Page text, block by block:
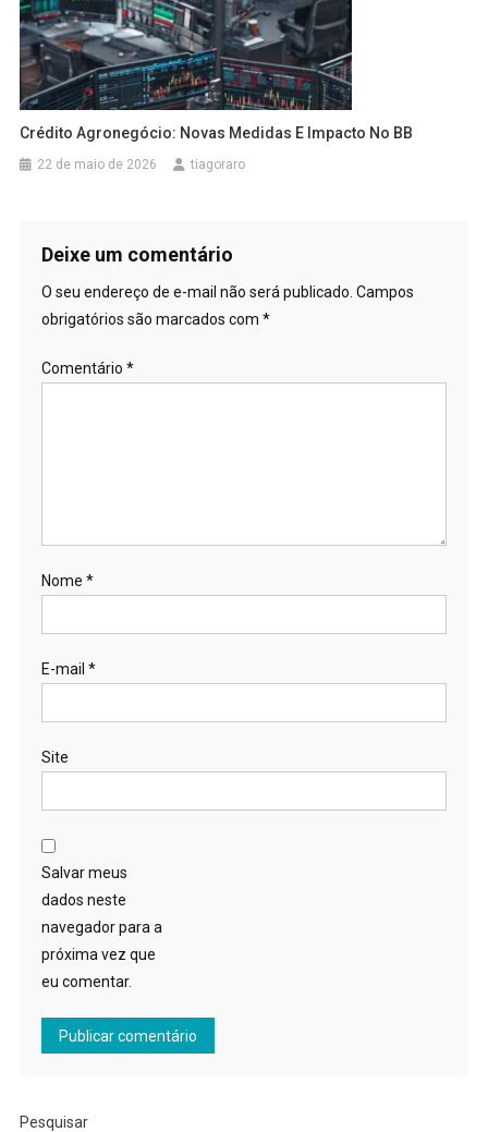
Crédito Agronegócio: Novas Medidas E Impacto No BB
22 de maio de 2026 tiagoraro
Deixe um comentário
O seu endereço de e-mail não será publicado. Campos
obrigatórios são marcados com *
Comentário *
Nome *
E-mail *
Site
Salvar meus
dados neste
navegador para a
próxima vez que
eu comentar.
Pesquisar